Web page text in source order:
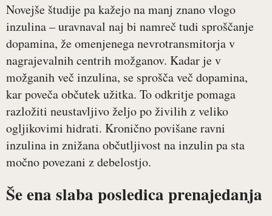
Novejše študije pa kažejo na manj znano vlogo
inzulina – uravnaval naj bi namreč tudi sproščanje
dopamina, že omenjenega nevrotransmitorja v
nagrajevalnih centrih možganov. Kadar je v
možganih več inzulina, se sprošča več dopamina,
kar poveča občutek užitka. To odkritje pomaga
razložiti neustavljivo željo po živilih z veliko
ogljikovimi hidrati. Kronično povišane ravni
inzulina in znižana občutljivost na inzulin pa sta
močno povezani z debelostjo.
Še ena slaba posledica prenajedanja